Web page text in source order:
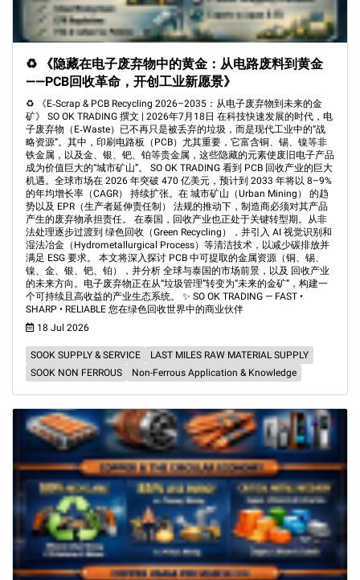
♻️ 《隐藏在电子废弃物中的黄金：从电路废料到黄金
——PCB回收革命，开创工业新愿景》
♻️ 《E‑Scrap & PCB Recycling 2026–2035：从电子废弃物到未来的金
矿》 SO OK TRADING 撰文 | 2026年7月18日 在科技快速发展的时代，电
子废弃物（E‑Waste）已不再只是被丢弃的垃圾，而是现代工业中的“战
略资源”。其中，印刷电路板（PCB）尤其重要，它富含铜、锡、镍等非
铁金属，以及金、银、钯、铂等贵金属，这些隐藏的元素使废旧电子产品
成为价值巨大的“城市矿山”。 SO OK TRADING 看到 PCB 回收产业的巨大
机遇。全球市场在 2026 年突破 470 亿美元，预计到 2033 年将以 8–9%
的年均增长率（CAGR） 持续扩张。在 城市矿山（Urban Mining） 的趋
势以及 EPR（生产者延伸责任制） 法规的推动下，制造商必须对其产品
产生的废弃物承担责任。 在泰国，回收产业也正处于关键转型期。从非
法处理逐步过渡到 绿色回收（Green Recycling），并引入 AI 视觉识别和
湿法冶金（Hydrometallurgical Process）等清洁技术，以减少碳排放并
满足 ESG 要求。 本文将深入探讨 PCB 中可提取的金属资源（铜、锡、
镍、金、银、钯、铂），并分析 全球与泰国的市场前景，以及 回收产业
的未来方向。电子废弃物正在从“垃圾管理”转变为“未来的金矿”，构建一
个可持续且高收益的产业生态系统。 ✨ SO OK TRADING — FAST •
SHARP • RELIABLE 您在绿色回收世界中的商业伙伴
18 Jul 2026
SOOK SUPPLY & SERVICE
LAST MILES RAW MATERIAL SUPPLY
SOOK NON FERROUS
Non-Ferrous Application & Knowledge